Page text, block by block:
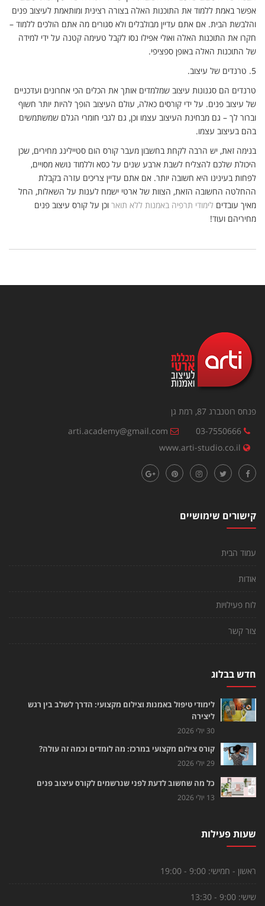
אפשר באמת ללמוד את התוכנות האלה בצורה רצינית ומותאמת לעיצוב פנים
והלבשת הבית. אם אתם עדיין מבולבלים ולא סגורים מה אתם הולכים ללמוד –
חקרו את התוכנות האלה ואולי אפילו נסו לקבל טעימה קטנה על ידי למידה
של התוכנות האלה באופן ספציפי.
5. טרנדים של עיצוב.
טרנדים הם סגנונות עיצוב שמלמדים אותך את הכלים הכי אחרונים ועדכניים
של עיצוב פנים. על ידי קורסים כאלה, עולם העיצוב הופך להיות יותר חשוף
וברור לך – גם מבחינת העיצוב עצמו וכן, גם לגבי חומרי הגלם שמשתמשים
בהם בעיצוב עצמו.
בנימה זאת, יש הרבה לקחת בחשבון מעבר קורס הום סטיילינג מחירים, שכן
היכולת שלכם להצליח לשבת ארבע שנים על כסא וללמוד נושא מסויים,
לפחות בעינינו היא חשובה יותר. אם אתם עדיין צריכים עזרה בקבלת
ההחלטה החשובה הזאת, הצוות של ארטי ישמח לענות על השאלות, החל
מאיך עובדים לימודי תרפיה באמנות ללא תואר וכן על קורס עיצוב פנים
מחיריהם ועוד!
פנחס רוטנברג 87, רמת גן
03-7550666
arti.academy@gmail.com
www.arti-studio.co.il
קישורים שימושיים
עמוד הבית
אודות
לוח פעילויות
צור קשר
חדש בבלוג
לימודי טיפול באמנות וצילום מקצועי: הדרך לשלב בין רגש
ליצירה
30 יולי 2026
קורס צילום מקצועי במרכז: מה לומדים וכמה זה עולה?
29 יולי 2026
כל מה שחשוב לדעת לפני שנרשמים לקורס עיצוב פנים
13 יולי 2026
שעות פעילות
ראשון - חמישי: 9:00 - 19:00
שישי: 9:00 - 13:30